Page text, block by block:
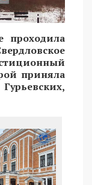
проходила
приняла